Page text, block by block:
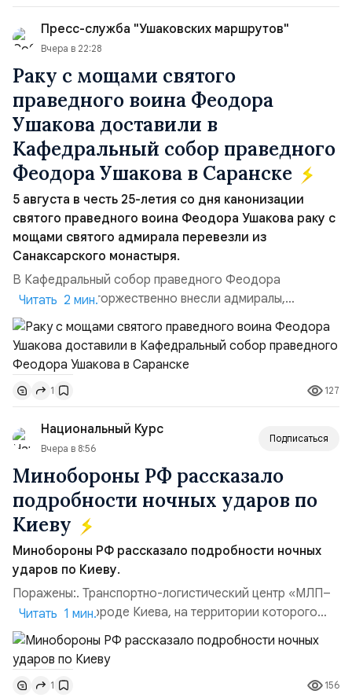
50/50. Стало: Новое соглашение закрепляет за
Ираном...Пресс-служба "Ушаковских маршрутов"
Вчера в 22:28
Раку с мощами святого
праведного воина Феодора
Ушакова доставили в
Кафедральный собор праведного
Феодора Ушакова в Саранске
5 августа в честь 25-летия со дня канонизации
святого праведного воина Феодора Ушакова раку с
мощами святого адмирала перевезли из
Санаксарского монастыря.
В Кафедральный собор праведного Феодора
Ушакова раку торжественно внесли адмиралы,
участвовавшие в канонизации святого праведного
воина Феодора Ушакова 25 лет назад:Адмирал
Владимир Прокофьевич Валуев, командующий
Балтийским флотом ВМФ России (2001–2006
гг.);Адмирал Владимир Петрович Комоедов,
командующий Черноморским флотом ВМФ России
(1998–2002 г...
Читать 2 мин.
1 127
Национальный Курс
Вчера в 8:56
Подписаться
Минобороны РФ рассказало
подробности ночных ударов по
Киеву
Минобороны РФ рассказало подробности ночных
ударов по Киеву.
Поражены:. Транспортно-логистический центр «МЛП–
Чайка» в пригороде Киева, на территории которого
осуществлялось хранение, сборка а также запуск с
прилегающего полевого аэродром «Чайка»
дальнобойных БПЛА ВСУ; Складские помещения
«Транс-Логистик» в Оболонском районе г. Киев,
Читать 1 мин.
1 156